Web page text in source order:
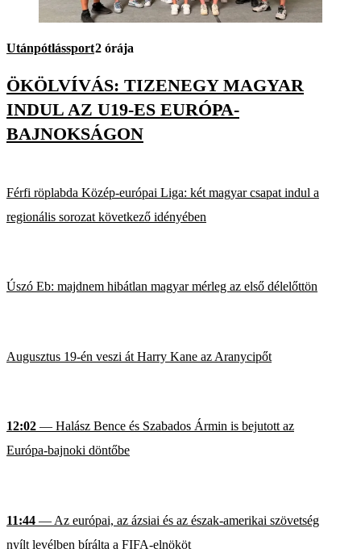
Utánpótlássport2 órája
ÖKÖLVÍVÁS: TIZENEGY MAGYAR
INDUL AZ U19-ES EURÓPA-
BAJNOKSÁGON
Férfi röplabda Közép-európai Liga: két magyar csapat indul a
regionális sorozat következő idényében
Úszó Eb: majdnem hibátlan magyar mérleg az első délelőttön
Augusztus 19-én veszi át Harry Kane az Aranycipőt
12:02 — Halász Bence és Szabados Ármin is bejutott az
Európa-bajnoki döntőbe
11:44 — Az európai, az ázsiai és az észak-amerikai szövetség
nyílt levélben bírálta a FIFA-elnököt